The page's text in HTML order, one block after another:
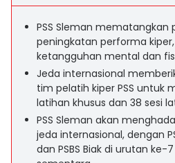
PSS Sleman
peningkatan performa
ketangguhan mental dan
Jeda internasional
tim pelatih kiper PSS untuk
latihan khusus dan 38 sesi
PSS Sleman akan
jeda internasional, dengan
dan PSBS Biak di urutan ke-